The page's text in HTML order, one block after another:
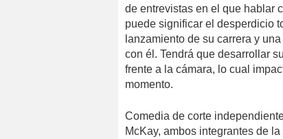
de entrevistas en el que hablar
puede significar el desperdicio
lanzamiento de su carrera y
con él. Tendrá que desarrollar
frente a la cámara, lo cual
momento.
Comedia de corte
McKay, ambos integrantes de